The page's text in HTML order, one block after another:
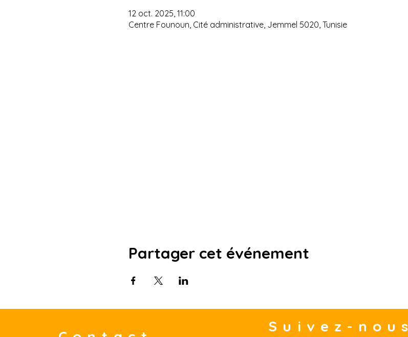
12 oct. 2025, 11:00
Centre Founoun, Cité administrative, Jemmel 5020, Tunisie
Partager cet événement
Suivez-nous